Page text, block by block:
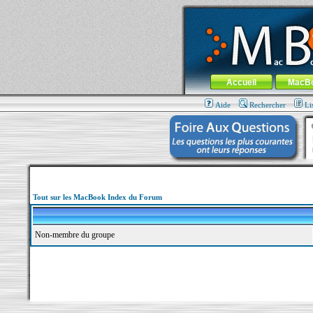
MacBook-fr.com : 100% Apple... 100%
Aller au contenu-Aller au menu
Menu général
Accueil
Aide Rechercher
Tout sur les MacBook Index du Forum
Non-membre du groupe